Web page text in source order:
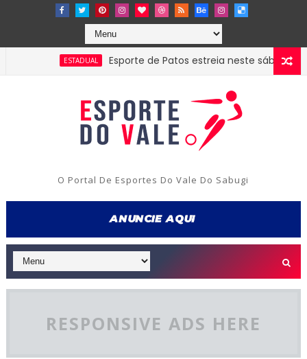
ESTADUAL Esporte de Patos estreia neste sábado na
O Portal De Esportes Do Vale Do Sabugi
RESPONSIVE ADS HERE